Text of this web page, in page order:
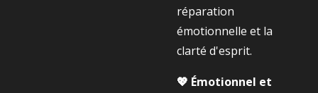
réparation
émotionnelle et la
clarté d'esprit.
💖 Émotionnel et